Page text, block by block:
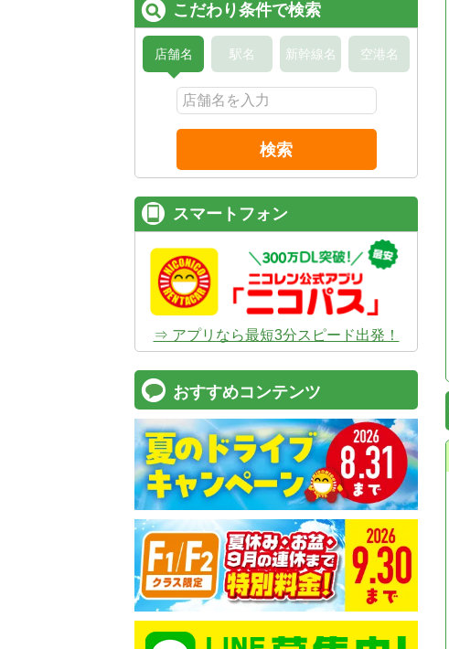
こだわり条件で検索
店舗名 駅名 新幹線名 空港名
検索
スマートフォン
⇒ アプリなら最短3分スピード出発！
おすすめコンテンツ